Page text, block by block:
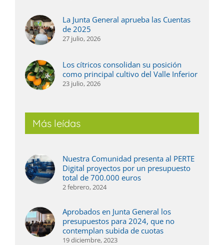
La Junta General aprueba las Cuentas
de 2025
27 julio, 2026
Los cítricos consolidan su posición
como principal cultivo del Valle Inferior
23 julio, 2026
Más leídas
Nuestra Comunidad presenta al PERTE
Digital proyectos por un presupuesto
total de 700.000 euros
2 febrero, 2024
Aprobados en Junta General los
presupuestos para 2024, que no
contemplan subida de cuotas
19 diciembre, 2023